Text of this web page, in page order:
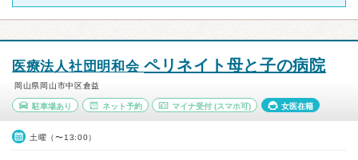
医療法人社団明和会 ペリネイト母と子の病院
岡山県岡山市中区倉益
駐車場あり ネット予約 マイナ受付 (スマホ可) 女医在籍
土曜（〜13:00）